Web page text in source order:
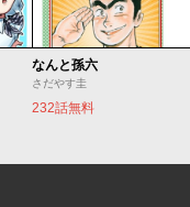
なんと孫六
さだやす圭
232話無料